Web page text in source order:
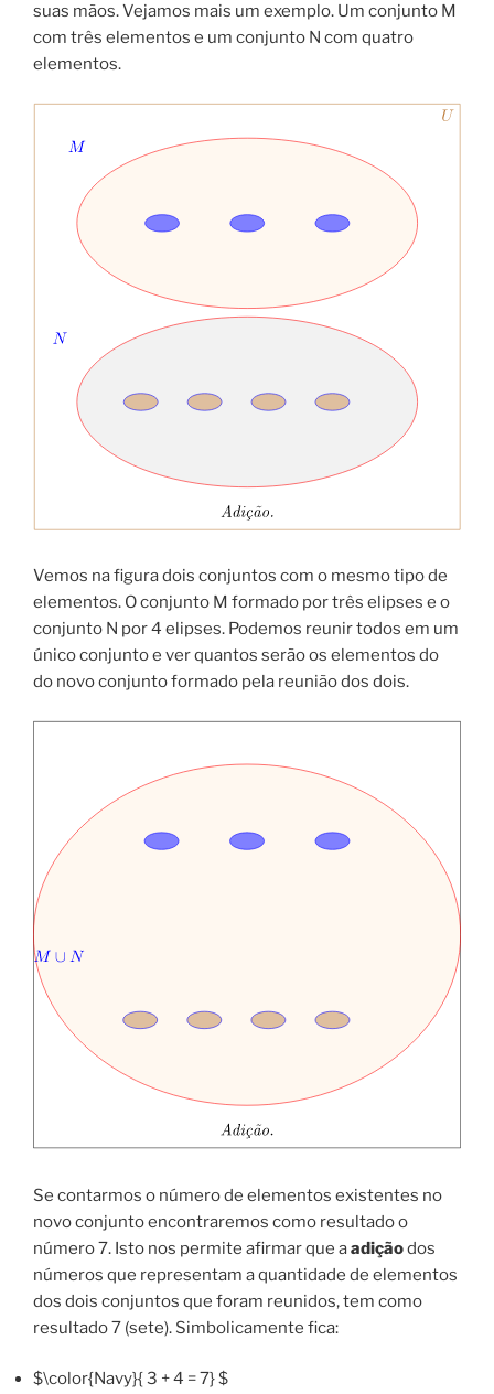
suas mãos. Vejamos mais um exemplo. Um conjunto M
com três elementos e um conjunto N com quatro
elementos.
Vemos na figura dois conjuntos com o mesmo tipo de
elementos. O conjunto M formado por três elipses e o
conjunto N por 4 elipses. Podemos reunir todos em um
único conjunto e ver quantos serão os elementos do
do novo conjunto formado pela reunião dos dois.
Se contarmos o número de elementos existentes no
novo conjunto encontraremos como resultado o
número 7. Isto nos permite afirmar que aadiçãodos
números que representam a quantidade de elementos
dos dois conjuntos que foram reunidos, tem como
resultado 7 (sete). Simbolicamente fica:
$\color{Navy}{ 3 + 4 = 7} $